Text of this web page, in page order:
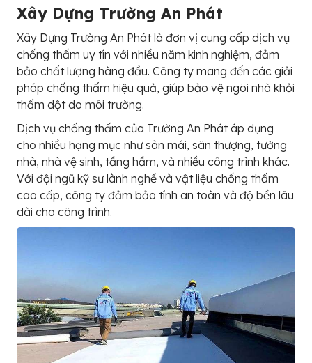
Xây Dựng Trường An Phát
Xây Dựng Trường An Phát là đơn vị cung cấp dịch vụ
chống thấm uy tín với nhiều năm kinh nghiệm, đảm
bảo chất lượng hàng đầu. Công ty mang đến các giải
pháp chống thấm hiệu quả, giúp bảo vệ ngôi nhà khỏi
thấm dột do môi trường.
Dịch vụ chống thấm của Trường An Phát áp dụng
cho nhiều hạng mục như sàn mái, sân thượng, tường
nhà, nhà vệ sinh, tầng hầm, và nhiều công trình khác.
Với đội ngũ kỹ sư lành nghề và vật liệu chống thấm
cao cấp, công ty đảm bảo tính an toàn và độ bền lâu
dài cho công trình.